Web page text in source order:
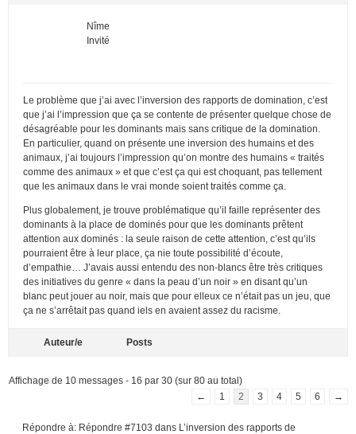
Nîme
Invité
Le problème que j’ai avec l’inversion des rapports de domination, c’est
que j’ai l’impression que ça se contente de présenter quelque chose de
désagréable pour les dominants mais sans critique de la domination.
En particulier, quand on présente une inversion des humains et des
animaux, j’ai toujours l’impression qu’on montre des humains « traités
comme des animaux » et que c’est ça qui est choquant, pas tellement
que les animaux dans le vrai monde soient traités comme ça.
Plus globalement, je trouve problématique qu’il faille représenter des
dominants à la place de dominés pour que les dominants prêtent
attention aux dominés : la seule raison de cette attention, c’est qu’ils
pourraient être à leur place, ça nie toute possibilité d’écoute,
d’empathie… J’avais aussi entendu des non-blancs être très critiques
des initiatives du genre « dans la peau d’un noir » en disant qu’un
blanc peut jouer au noir, mais que pour elleux ce n’était pas un jeu, que
ça ne s’arrêtait pas quand iels en avaient assez du racisme.
Auteur/e Posts
Affichage de 10 messages - 16 par 30 (sur 80 au total)
←
1 2 3 4 5 6 →
Répondre à: Répondre #7103 dans L’inversion des rapports de